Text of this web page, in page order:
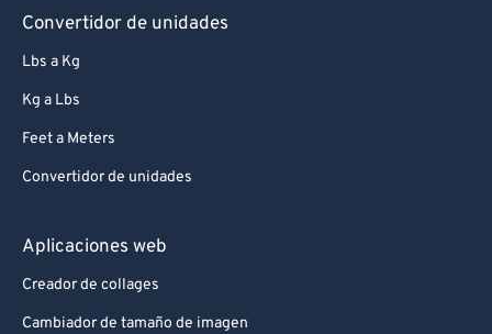
Convertidor de unidades
Lbs a Kg
Kg a Lbs
Feet a Meters
Convertidor de unidades
Aplicaciones web
Creador de collages
Cambiador de tamaño de imagen